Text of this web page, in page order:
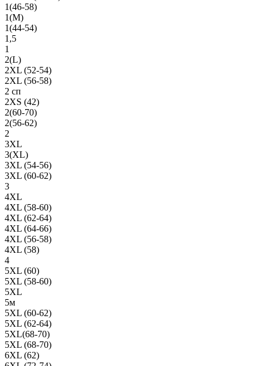
1(46-58)
1(М)
1(44-54)
1,5
1
2(L)
2XL (52-54)
2XL (56-58)
2 сп
2XS (42)
2(60-70)
2(56-62)
2
3XL
3(XL)
3XL (54-56)
3XL (60-62)
3
4XL
4XL (58-60)
4XL (62-64)
4XL (64-66)
4XL (56-58)
4XL (58)
4
5XL (60)
5XL (58-60)
5XL
5м
5XL (60-62)
5XL (62-64)
5XL(68-70)
5XL (68-70)
6XL (62)